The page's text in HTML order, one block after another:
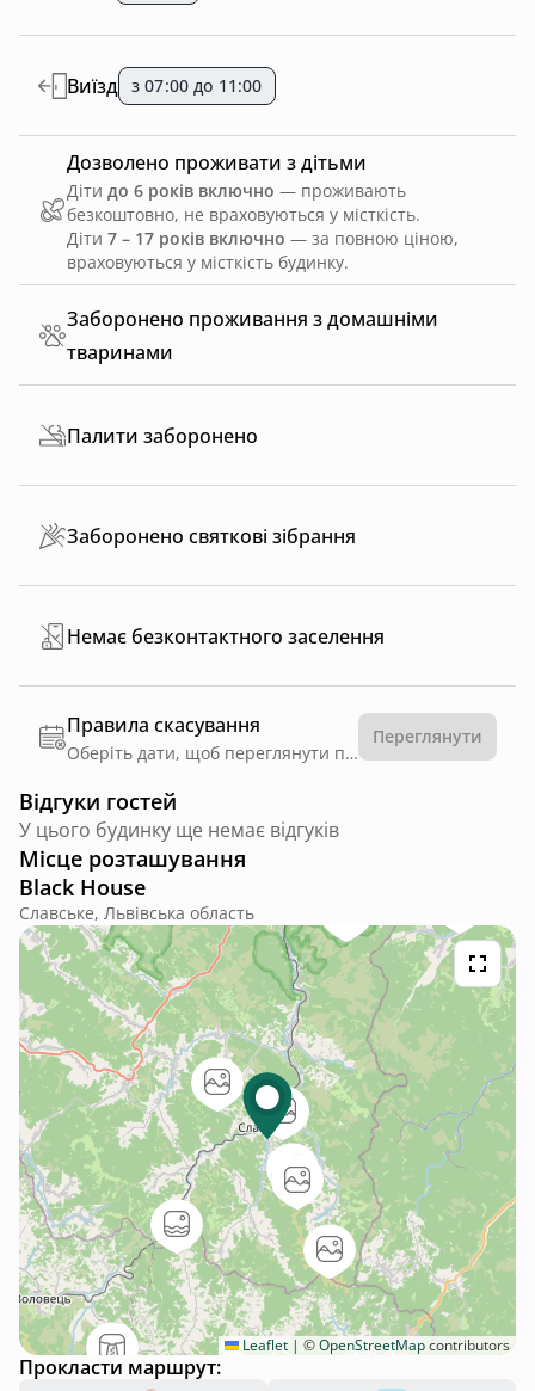
Заборонено проживання з домашніми
тваринами
Виїзд з 07:00 до 11:00
Дозволено проживати з дітьми
Діти до 6 років включно — проживають
безкоштовно, не враховуються у місткість.
Діти 7 – 17 років включно — за повною ціною,
враховуються у місткість будинку.
Палити заборонено
Заборонено святкові зібрання
Немає безконтактного заселення
Правила скасування
Оберіть дати, щоб переглянути правила
Переглянути
Відгуки гостей
У цього будинку ще немає відгуків
Місце розташування
Black House
Славське, Львівська область
Leaflet | ©OpenStreetMapcontributors
Прокласти маршрут: